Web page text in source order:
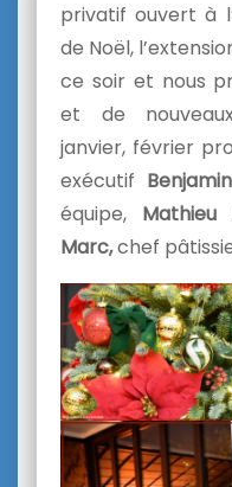
privatif ouvert à
de Noël,
ce soir et nous
et de
janvier, février
exécutif
équipe, Mathieu
Marc,chef